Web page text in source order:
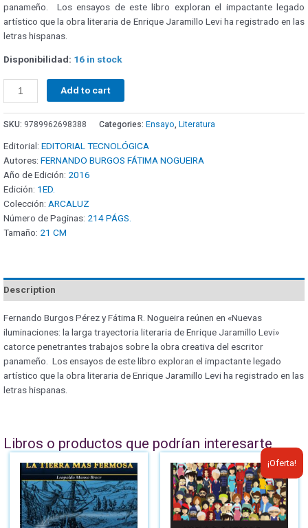
panameño. Los ensayos de este libro exploran el impactante legado
artístico que la obra literaria de Enrique Jaramillo Levi ha registrado en las
letras hispanas.
Disponibilidad: 16 in stock
Add to cart
SKU: 9789962698388 Categories: Ensayo, Literatura
Editorial: EDITORIAL TECNOLÓGICA
Autores: FERNANDO BURGOS FÁTIMA NOGUEIRA
Año de Edición: 2016
Edición: 1ED.
Colección: ARCALUZ
Número de Paginas: 214 PÁGS.
Tamaño: 21 CM
Description
Fernando Burgos Pérez y Fátima R. Nogueira reúnen en «Nuevas
iluminaciones: la larga trayectoria literaria de Enrique Jaramillo Levi»
catorce penetrantes trabajos sobre la obra creativa del escritor
panameño. Los ensayos de este libro exploran el impactante legado
artístico que la obra literaria de Enrique Jaramillo Levi ha registrado en las
letras hispanas.
Libros o productos que podrían interesarte
¡Oferta!